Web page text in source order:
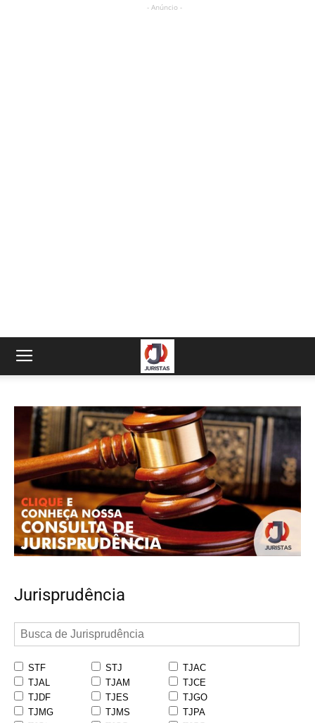
- Anúncio -
Jurisprudência
STF STJ
TJAC
TJAL
TJAM
TJCE
TJDF
TJES
TJGO
TJMG
TJMS
TJPA